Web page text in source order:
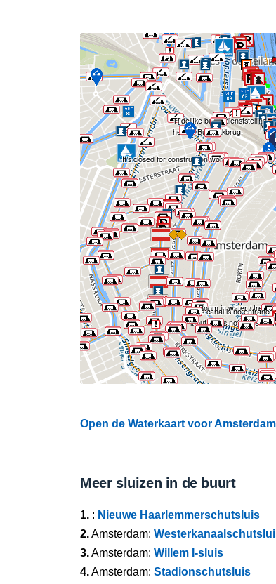
Tijdelijke buitendienststelling
herstel Bullebakbrug.
It’s closed for construction work
Boom in water / tree
This canal is no
it but this is not correct
Open de Waterkaart voor
Meer sluizen in de buurt
1. : Nieuwe Haarlemmerschutsluis
2.Amsterdam:
3.Amsterdam: Willem I-sluis
4.Amsterdam: Stadionschutsluis